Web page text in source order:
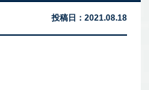
投稿日： 2021.08.18